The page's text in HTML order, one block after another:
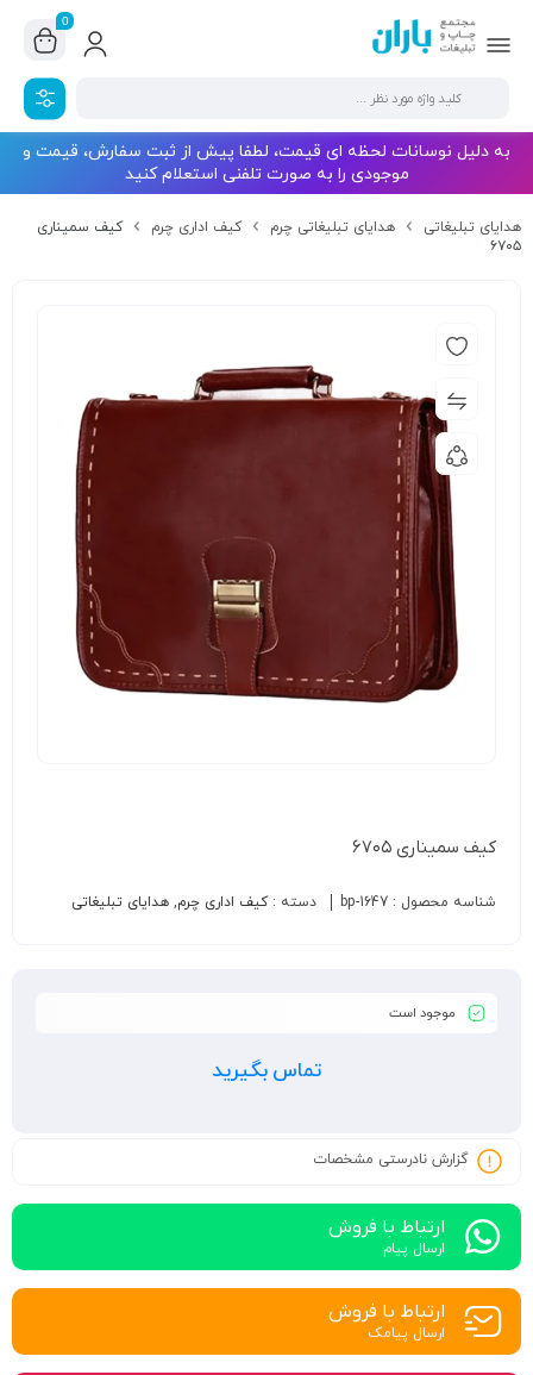
0
به دلیل نوسانات لحظه ای قیمت، لطفا پیش از ثبت سفارش، قیمت و
موجودی را به صورت تلفنی استعلام کنید
هدایای تبلیغاتی هدایای تبلیغاتی چرم کیف اداری چرم
کیف سمیناری
۶۷۰۵
کیف سمیناری ۶۷۰۵
شناسه محصول : bp-1647 دسته :کیف اداری چرم, هدایای تبلیغاتی
موجود است
تماس بگیرید
گزارش نادرستی مشخصات
ارتباط با فروش
ارسال پیام
ارتباط با فروش
ارسال پیامک